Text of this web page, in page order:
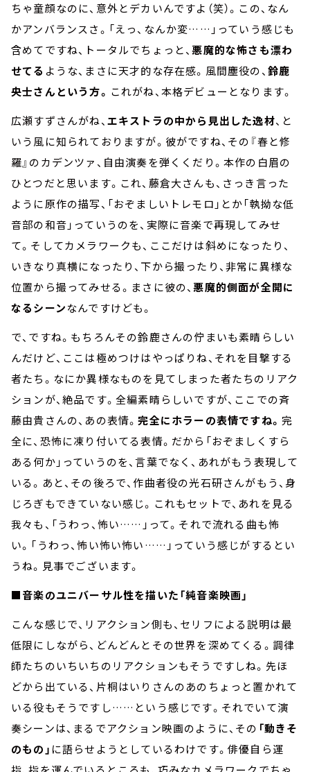
ちゃ童顔なのに、意外とデカいんですよ（笑）。この、なん
かアンバランスさ。「えっ、なんか変…… 」っていう感じも
含めてですね、トータルでちょっと、悪魔的な怖さも漂わ
せてる ような、まさに天才的な存在感。風間塵役の、 鈴鹿
央士さんという方。 これがね、本格デビューとなります。
広瀬すずさんがね、 エキストラの中から見出した逸材、と
いう風に知られておりますが。彼がですね、その『春と修
羅』のカデンツァ、自由演奏を弾くくだり。本作の白眉の
ひとつだと思います。これ、藤倉大さんも、さっき言った
ように原作の描写、「おぞましいトレモロ」とか「執拗な低
音部の和音」っていうのを、実際に音楽で再現してみせ
て。そしてカメラワークも、ここだけは斜めになったり、
いきなり真横になったり、下から撮ったり、非常に異様な
位置から撮ってみせる。まさに彼の、悪魔的側面が全開に
なるシーンなんですけども。
で、ですね。もちろんその鈴鹿さんの佇まいも素晴らしい
んだけど、ここは極めつけはやっぱりね、それを目撃する
者たち。なにか異様なものを見てしまった者たちのリアク
ションが、絶品です。全編素晴らしいですが、ここでの斉
藤由貴さんの、あの表情。完全にホラーの表情ですね。完
全に、恐怖に凍り付いてる表情。だから「おぞましくすら
ある何か」っていうのを、言葉でなく、あれがもう表現して
いる。あと、その後ろで、作曲者役の光石研さんがもう、身
じろぎもできていない感じ。これもセットで、あれを見る
我々も、「うわっ、怖い…… 」って。それで流れる曲も怖
い。「うわっ、怖い怖い怖い…… 」っていう感じがするとい
うね。見事でございます。
■音楽のユニバーサル性を描いた「純音楽映画」
こんな感じで、リアクション側も、セリフによる説明は最
低限にしながら、どんどんとその世界を深めてくる。調律
師たちのいちいちのリアクションもそうですしね。先ほ
どから出ている、片桐はいりさんのあのちょっと置かれて
いる役もそうですし…… という感じです。それでいて演
奏シーンは、まるでアクション映画のように、その 「動きそ
のもの」 に語らせようとしているわけです。俳優自ら運